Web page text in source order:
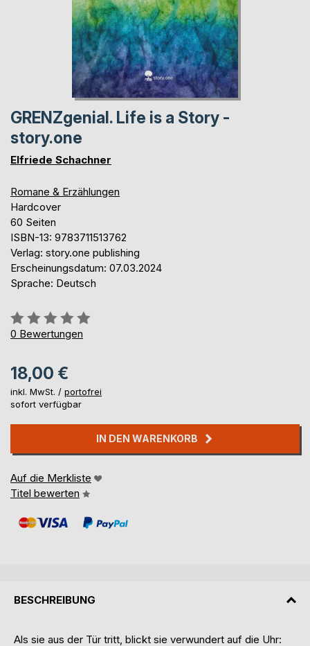
GRENZgenial. Life is a Story -
story.one
Elfriede Schachner
Romane & Erzählungen
Hardcover
60 Seiten
ISBN-13: 9783711513762
Verlag: story.one publishing
Erscheinungsdatum: 07.03.2024
Sprache: Deutsch
Bewertung::
0%
0 Bewertungen
18,00 €
inkl. MwSt. / portofrei
sofort verfügbar
IN DEN WARENKORB
Auf die Merkliste
Titel bewerten
BESCHREIBUNG
Als sie aus der Tür tritt, blickt sie verwundert auf die Uhr: